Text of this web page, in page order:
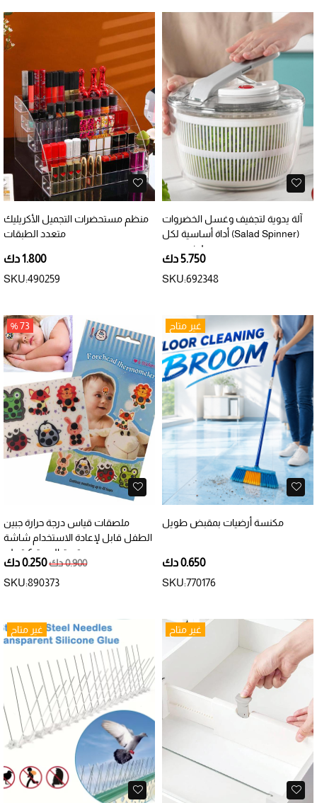
آلة يدوية لتجفيف وغسل الخضروات
(Salad Spinner) أداة أساسية لكل
مطبخ عصري
5.750 دك
SKU:692348
منظم مستحضرات التجميل الأكريليك
متعدد الطبقات
1.800 دك
SKU:490259
غير متاح
مكنسة أرضيات بمقبض طويل‬
0.650 دك
SKU:770176
73 %
ملصقات قياس درجة حرارة جبين
الطفل قابل لإعادة الاستخدام شاشة
رقمية العبوة 6 قطع
0.900 دك
0.250 دك
SKU:890373
غير متاح غير متاح